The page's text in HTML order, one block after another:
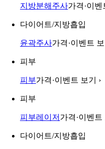
지방분해주사가격·이벤
다이어트/지방흡입
윤곽주사가격·이벤트 보
피부
피부가격·이벤트 보기 ›
피부
피부레이저 가격·이벤트
다이어트/지방흡입